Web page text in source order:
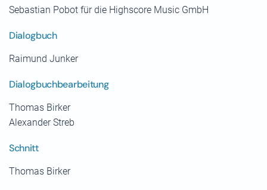
Sebastian Pobot für die Highscore Music GmbH
Dialogbuch
Raimund Junker
Dialogbuchbearbeitung
Thomas Birker
Alexander Streb
Schnitt
Thomas Birker